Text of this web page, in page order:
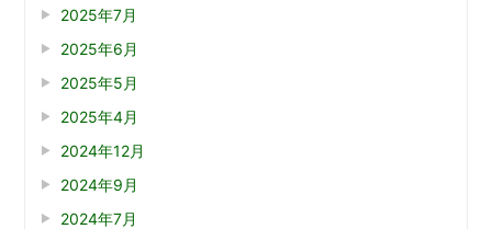
2025年7月
2025年6月
2025年5月
2025年4月
2024年12月
2024年9月
2024年7月